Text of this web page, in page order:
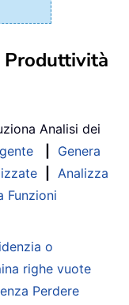
Analisi dei
Genera
Analizza
Funzioni
o
righe vuote
Perdere